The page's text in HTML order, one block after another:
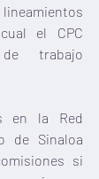
el CPC
trabajo
en la Red
de Sinaloa
si